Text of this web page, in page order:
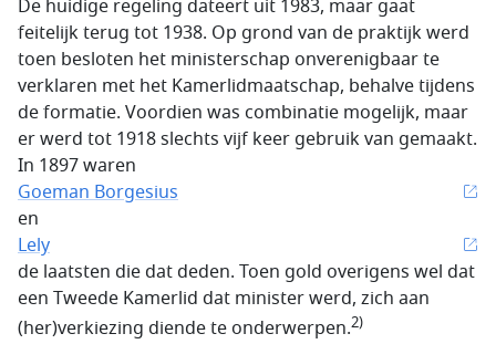
De huidige regeling dateert uit 1983, maar gaat
feitelijk terug tot 1938. Op grond van de praktijk werd
toen besloten het ministerschap onverenigbaar te
verklaren met het Kamerlidmaatschap, behalve tijdens
de formatie. Voordien was combinatie mogelijk, maar
er werd tot 1918 slechts vijf keer gebruik van gemaakt.
In 1897 waren
Goeman Borgesius
en
Lely
de laatsten die dat deden. Toen gold overigens wel dat
een Tweede Kamerlid dat minister werd, zich aan
(her)verkiezing diende te onderwerpen.2)